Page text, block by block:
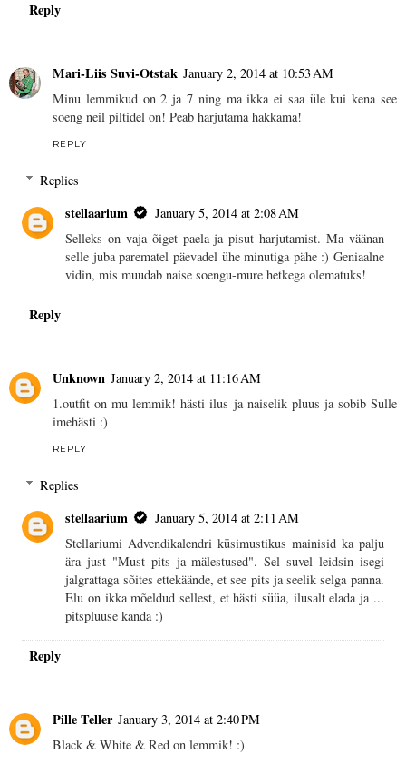
Reply
Mari-Liis Suvi-Otstak January 2, 2014 at 10:53 AM
Minu lemmikud on 2 ja 7 ning ma ikka ei saa üle kui kena see
soeng neil piltidel on! Peab harjutama hakkama!
REPLY
Replies
stellaarium
January 5, 2014 at 2:08 AM
Selleks on vaja õiget paela ja pisut harjutamist. Ma väänan
selle juba parematel päevadel ühe minutiga pähe :) Geniaalne
vidin, mis muudab naise soengu-mure hetkega olematuks!
Reply
Unknown January 2, 2014 at 11:16 AM
1.outfit on mu lemmik! hästi ilus ja naiselik pluus ja sobib Sulle
imehästi :)
REPLY
Replies
stellaarium
January 5, 2014 at 2:11 AM
Stellariumi Advendikalendri küsimustikus mainisid ka palju
ära just "Must pits ja mälestused". Sel suvel leidsin isegi
jalgrattaga sõites ettekäände, et see pits ja seelik selga panna.
Elu on ikka mõeldud sellest, et hästi süüa, ilusalt elada ja ...
pitspluuse kanda :)
Reply
Pille Teller January 3, 2014 at 2:40 PM
Black & White & Red on lemmik! :)